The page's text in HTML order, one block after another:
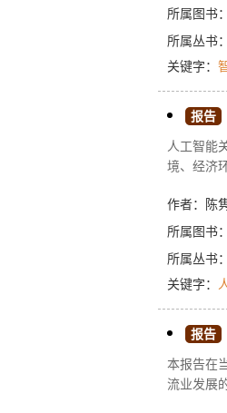
键技术研
所属图书：
所属丛书：
关键字：
报告
人工智能
境、经济
集中在东
洲发达国
作者：陈
所属图书：
所属丛书：
关键字：
报告
本报告在
流业发展